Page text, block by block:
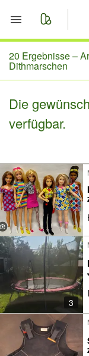
Start
Merkliste
20 Ergebnisse –
Dithmarschen
Die
verfügbar.
3